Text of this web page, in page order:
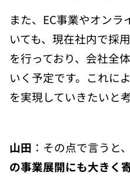
また、EC事業やオン
いても、現在社内で採
を行っており、会社全
いく予定です。これに
を実現していきたいと
山田 ：その点で言うと
の事業展開にも大きく